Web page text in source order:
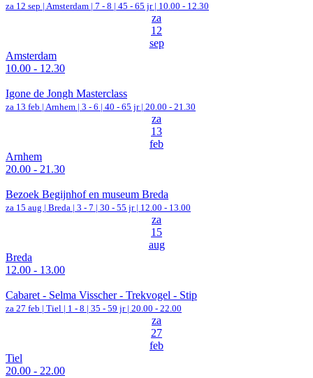
za 12 sep | Amsterdam | 7 - 8 | 45 - 65 jr | 10.00 - 12.30
za
12
sep
Amsterdam
10.00 - 12.30
Igone de Jongh Masterclass
za 13 feb | Arnhem | 3 - 6 | 40 - 65 jr | 20.00 - 21.30
za
13
feb
Arnhem
20.00 - 21.30
Bezoek Begijnhof en museum Breda
za 15 aug | Breda | 3 - 7 | 30 - 55 jr | 12.00 - 13.00
za
15
aug
Breda
12.00 - 13.00
Cabaret - Selma Visscher - Trekvogel - Stip
za 27 feb | Tiel | 1 - 8 | 35 - 59 jr | 20.00 - 22.00
za
27
feb
Tiel
20.00 - 22.00